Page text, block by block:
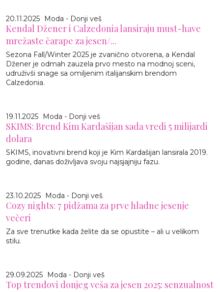
20.11.2025 Moda - Donji veš
Kendal Džener i Calzedonia lansiraju must-have
mrežaste čarape za jesen/...
Sezona Fall/Winter 2025 je zvanično otvorena, a Kendal
Džener je odmah zauzela prvo mesto na modnoj sceni,
udruživši snage sa omiljenim italijanskim brendom
Calzedonia.
19.11.2025 Moda - Donji veš
SKIMS: Brend Kim Kardašijan sada vredi 5 milijardi
dolara
SKIMS, inovativni brend koji je Kim Kardašijan lansirala 2019.
godine, danas doživljava svoju najsjajniju fazu.
23.10.2025 Moda - Donji veš
Cozy nights: 7 pidžama za prve hladne jesenje
večeri
Za sve trenutke kada želite da se opustite – ali u velikom
stilu.
29.09.2025 Moda - Donji veš
Top trendovi donjeg veša za jesen 2025: senzualnost